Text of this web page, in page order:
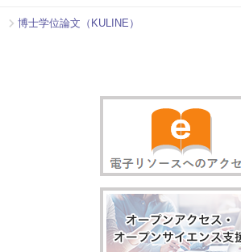
博士学位論文（KULINE）